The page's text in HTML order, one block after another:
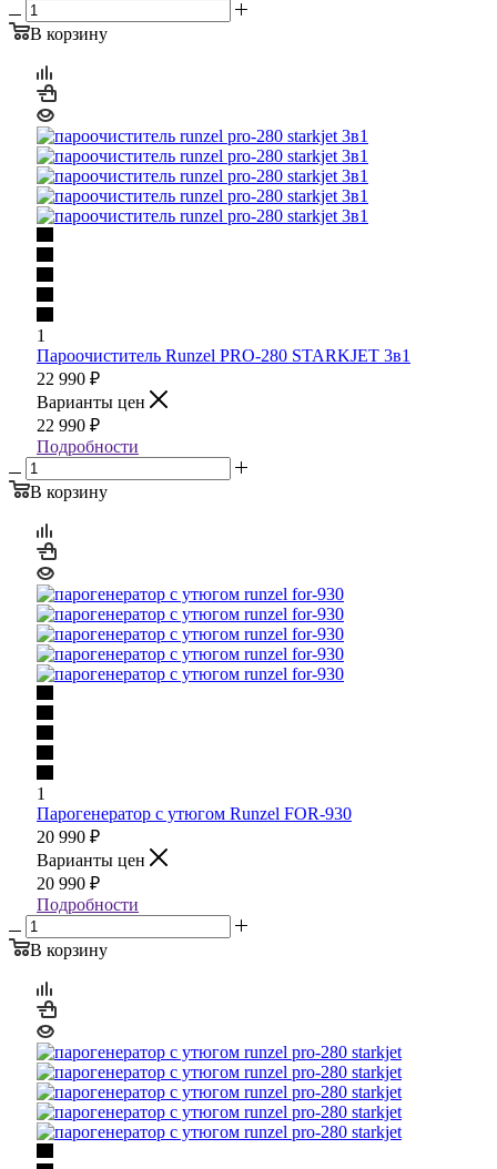
В корзину
1
Пароочиститель Runzel PRO-280 STARKJET 3в1
22 990 ₽
Варианты цен
22 990 ₽
Подробности
В корзину
1
Парогенератор с утюгом Runzel FOR-930
20 990 ₽
Варианты цен
20 990 ₽
Подробности
В корзину